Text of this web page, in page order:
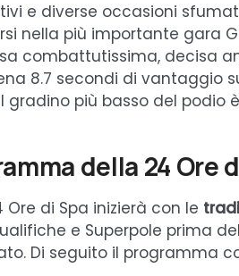
e diverse occasioni
nella più importante gara
combattutissima, decisa
8.7 secondi di vantaggio
gradino più basso del podio
della 24 Ore
di Spa inizierà con le
e Superpole prima
Di seguito il programma